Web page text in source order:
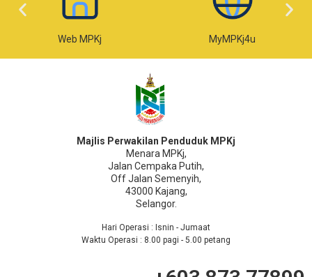
Web MPKj MyMPKj4u
Majlis Perwakilan Penduduk MPKj
Menara MPKj,
Jalan Cempaka Putih,
Off Jalan Semenyih,
43000 Kajang,
Selangor.
Hari Operasi : Isnin - Jumaat
Waktu Operasi : 8.00 pagi - 5.00 petang